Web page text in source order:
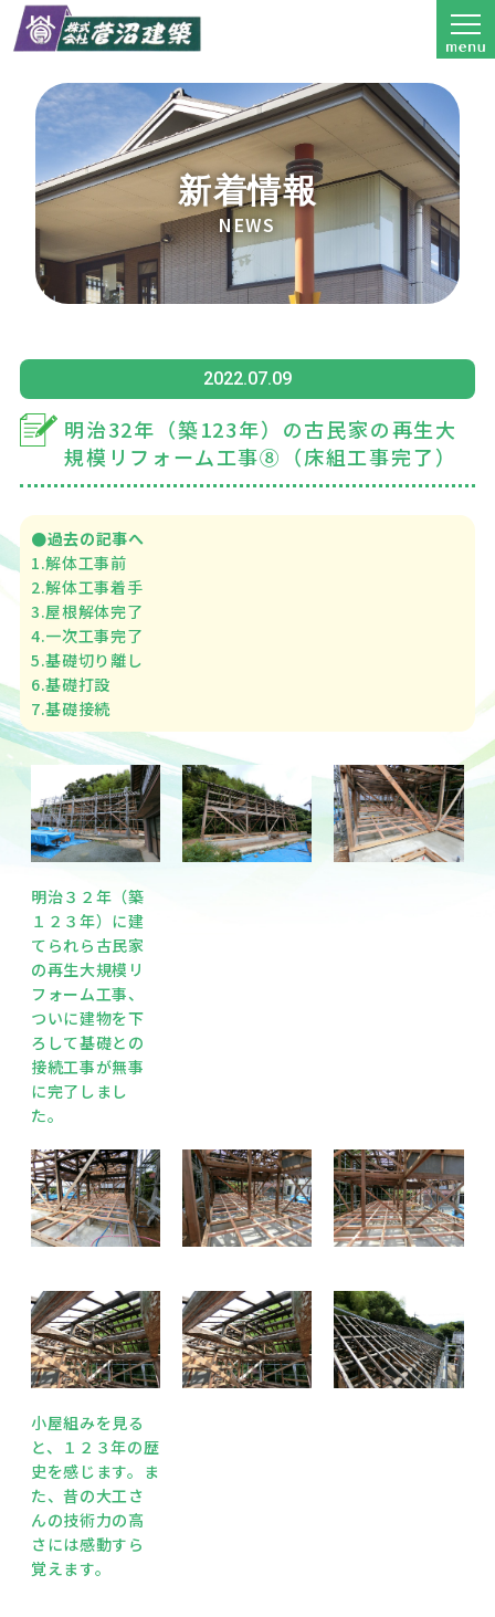
新着情報
NEWS
2022.07.09
明治32年（築123年）の古民家の再生大
規模リフォーム工事⑧（床組工事完了）
●過去の記事へ
1.解体工事前
2.解体工事着手
3.屋根解体完了
4.一次工事完了
5.基礎切り離し
6.基礎打設
7.基礎接続
明治３２年（築
１２３年）に建
てられら古民家
の再生大規模リ
フォーム工事、
ついに建物を下
ろして基礎との
接続工事が無事
に完了しまし
た。
小屋組みを見る
と、１２３年の歴
史を感じます。ま
た、昔の大工さ
んの技術力の高
さには感動すら
覚えます。